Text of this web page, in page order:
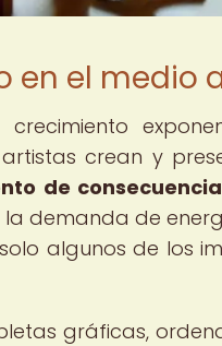
en el medio
crean y
de
demanda de
algunos de los
gráficas,